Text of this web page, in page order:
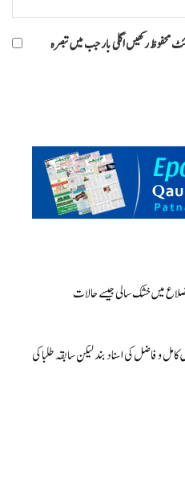
محفوظ رکھیں اگلی بار جب میں تبصرہ
و فاضل کی اسناد بند لیکن سابقہ طلبا کی